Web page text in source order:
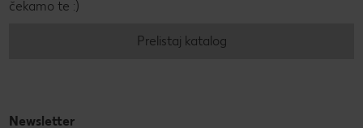
čekamo te :)
Prelistaj katalog
Newsletter